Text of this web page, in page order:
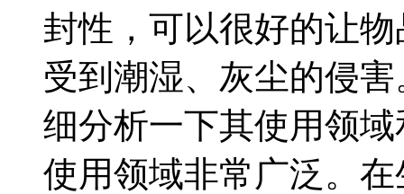
封性，可以很好的让
受到潮湿、灰尘的侵
细分析一下其使用
使用领域非常广泛。